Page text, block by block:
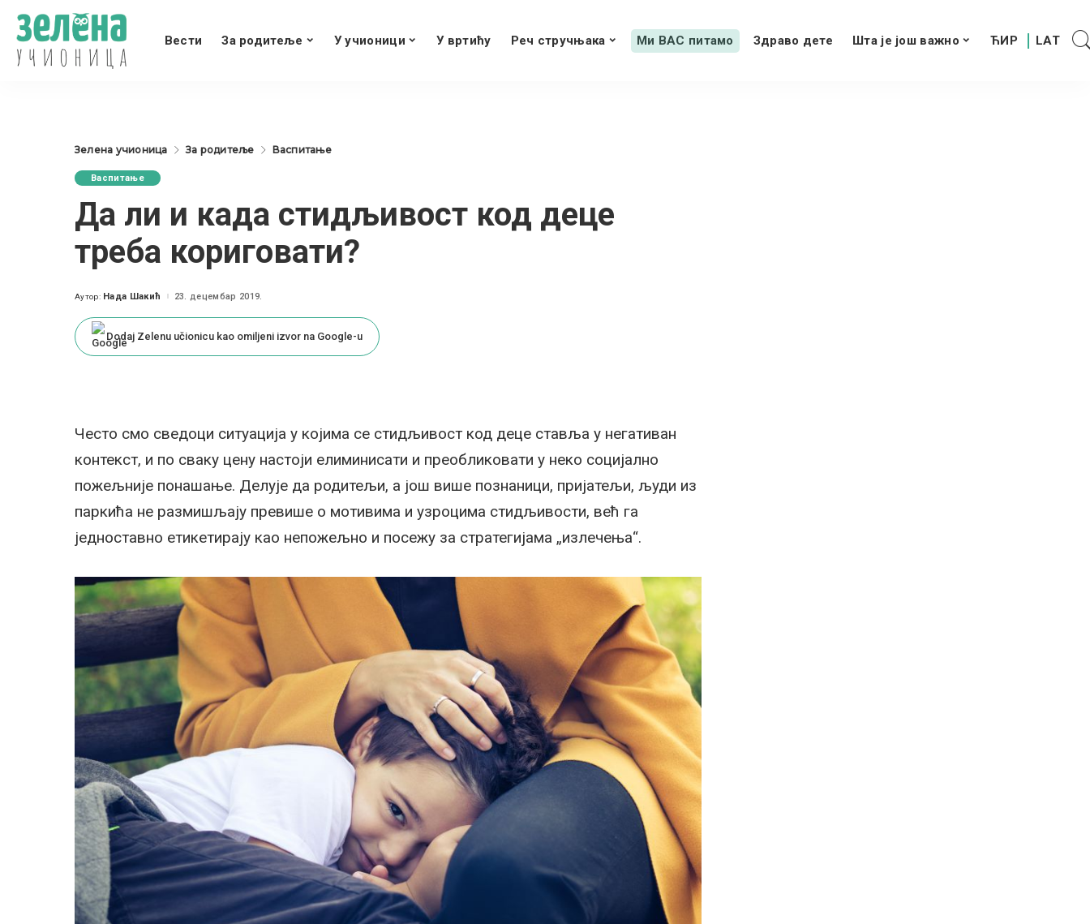
Вести За родитеље У учионици У вртићу Реч стручњака Ми ВАС питамо Здраво дете Шта је још важно
Зелена учионица За родитеље Васпитање
Васпитање
Да ли и када стидљивост код деце
треба кориговати?
Posted
Аутор: Нада Шакић 23. децембар 2019.
Dodaj Zelenu učionicu kao omiljeni izvor na Google-u
Често смо сведоци ситуација у којима се стидљивост код деце ставља у негативан
контекст, и по сваку цену настоји елиминисати и преобликовати у неко социјално
пожељније понашање. Делује да родитељи, а још више познаници, пријатељи, људи из
паркића не размишљају превише о мотивима и узроцима стидљивости, већ га
једноставно етикетирају као непожељно и посежу за стратегијама „излечења“.